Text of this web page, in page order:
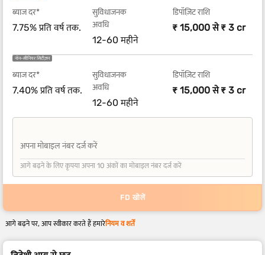
ब्याज दर*
7.75% प्रति वर्ष तक.
सुविधाजनक
अवधि
12-60 महीने
डिपॉज़िट राशि
₹ 15,000 से ₹ 3 cr
नॉन-सीनियर सिटीज़न
ब्याज दर*
7.40% प्रति वर्ष तक.
सुविधाजनक
अवधि
12-60 महीने
डिपॉज़िट राशि
₹ 15,000 से ₹ 3 cr
+91
अपना मोबाइल नंबर दर्ज करें
आगे बढ़ने के लिए कृपया अपना 10 अंकों का मोबाइल नंबर दर्ज करें
FD खोलें
आगे बढ़ने पर, आप स्वीकार करते हैं हमारेनियम व शर्तें